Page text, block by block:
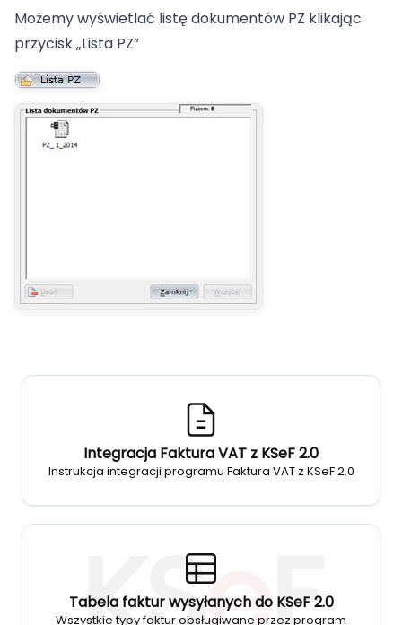
Możemy wyświetlać listę dokumentów PZ klikając
przycisk „Lista PZ”
Integracja Faktura VAT z KSeF 2.0
Instrukcja integracji programu Faktura VAT z KSeF 2.0
Tabela faktur wysyłanych do KSeF 2.0
Wszystkie typy faktur obsługiwane przez program